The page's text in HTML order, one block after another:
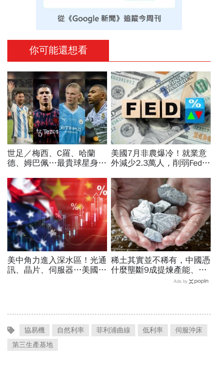
你可能還想看
世足／梅西、C羅、哈蘭
德、姆巴佩…最貴球星身價
國560億是墊底球隊77倍
美國7月非農爆冷！就業意
外減少2.3萬人，削弱Fed升
創7個月來最佳單周
美中角力進入深水區！光通
訊、晶片、伺服器…美國制
稀土其實並不稀有，中國憑
什麼壟斷9成提煉產能、掐
住川普脖子？洪財隆解析：
Ads by
協易機 自然利率 菲利浦曲線 低利率
伺服沖床
第三生產基地